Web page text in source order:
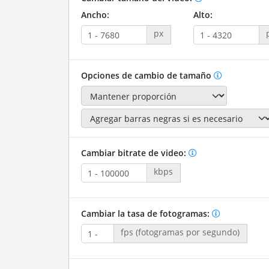
Ancho:
px
Alto:
Opciones de cambio de tamaño
Cambiar bitrate de video:
kbps
Cambiar la tasa de fotogramas:
fps (fotogramas por segundo)